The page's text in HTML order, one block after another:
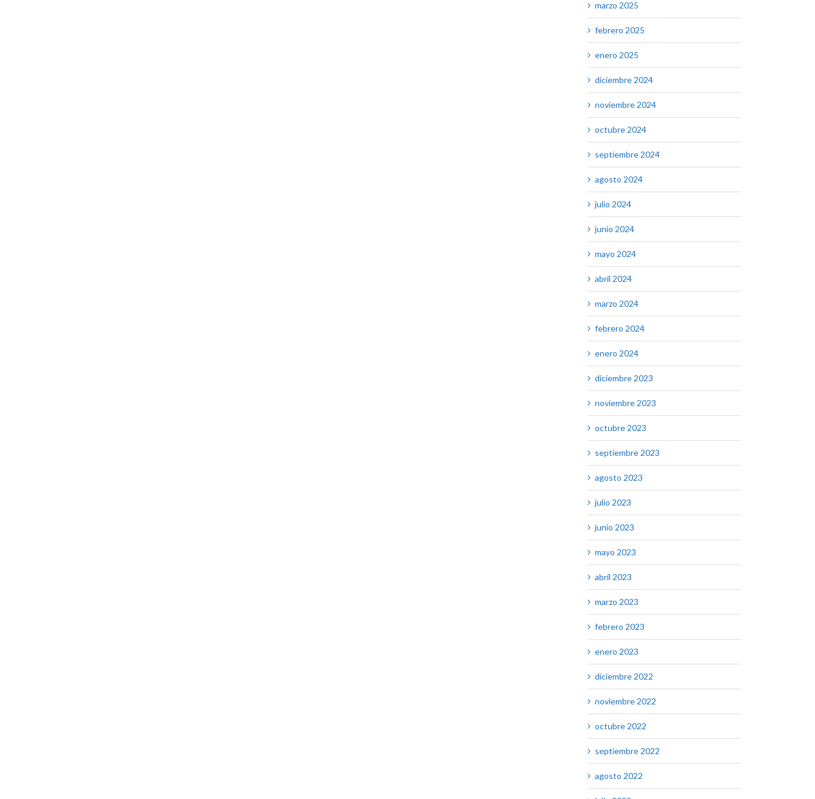
marzo 2025
febrero 2025
enero 2025
diciembre 2024
noviembre 2024
octubre 2024
septiembre 2024
agosto 2024
julio 2024
junio 2024
mayo 2024
abril 2024
marzo 2024
febrero 2024
enero 2024
diciembre 2023
noviembre 2023
octubre 2023
septiembre 2023
agosto 2023
julio 2023
junio 2023
mayo 2023
abril 2023
marzo 2023
febrero 2023
enero 2023
diciembre 2022
noviembre 2022
octubre 2022
septiembre 2022
agosto 2022